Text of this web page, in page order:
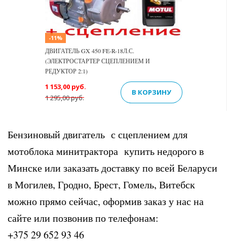
-11%
ДВИГАТЕЛЬ GX 450 FE-R-18Л.С.
(ЭЛЕКТРОСТАРТЕР СЦЕПЛЕНИЕМ И
РЕДУКТОР 2:1)
1 295,00 руб.
1 153,00 руб.
В КОРЗИНУ
Бензиновый двигатель с сцеплением для
мотоблока минитрактора купить недорого в
Минске или заказать доставку по всей Беларуси
в Могилев, Гродно, Брест, Гомель, Витебск
можно прямо сейчас, оформив заказ у нас на
сайте или позвонив по телефонам:
+375 29 652 93 46